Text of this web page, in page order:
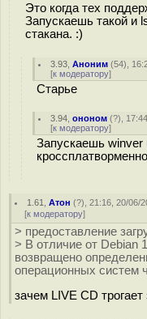
Это когда тех
Запускаешь такой и
стакана. :)
3.93 ,Аноним (54),
[к модератору]
Старье
3.94 ,ононом (?),
[к модератору]
Запускаешь winver
1.61 ,Атон (?), 21:16, 20/06/
[к модератору]
> предоставление
> В отличие от Debian
возвращено
операционных систем
зачем LIVE CD трогает